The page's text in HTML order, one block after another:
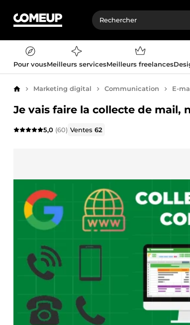
Pour vousMeilleurs servicesMeilleurs freelances
AccueilMarketing digital Communication E-
Je vais faire la collecte de mail,
5,0 (60) Ventes62